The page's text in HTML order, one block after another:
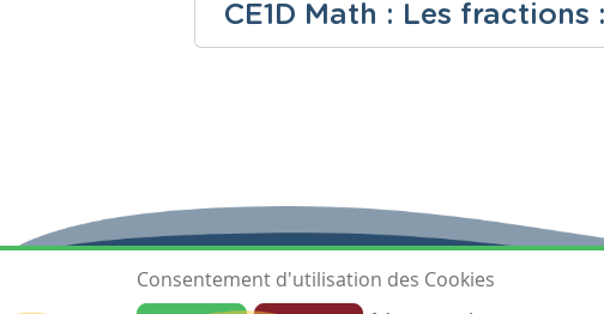
CE1D Math : Les fractions
Consentement d'utilisation des Cookies